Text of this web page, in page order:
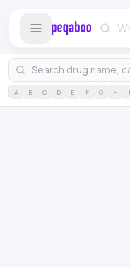
A B C D E F G H I